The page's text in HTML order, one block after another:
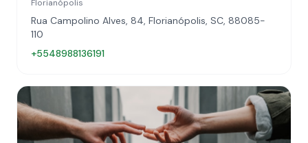
Florianópolis
Rua Campolino Alves, 84, Florianópolis, SC, 88085-
110
+5548988136191